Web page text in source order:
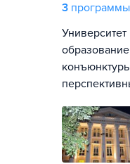
3 программы